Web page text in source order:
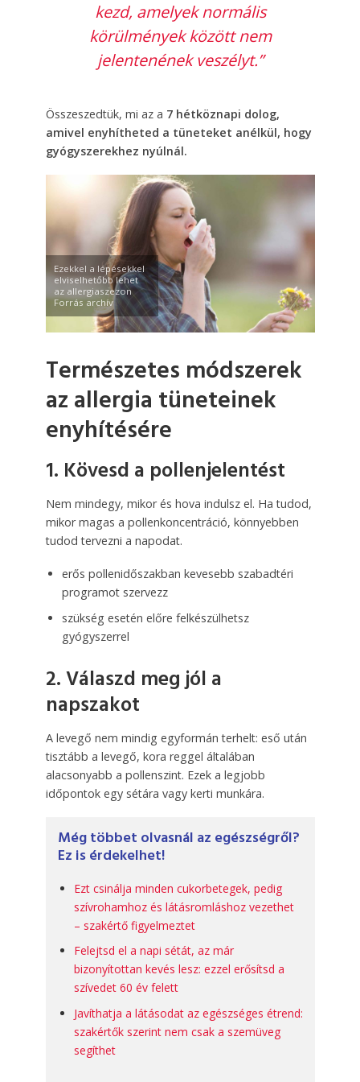
kezd, amelyek normális
körülmények között nem
jelentenének veszélyt.”
Összeszedtük, mi az a 7 hétköznapi dolog,
amivel enyhítheted a tüneteket anélkül, hogy
gyógyszerekhez nyúlnál.
Ezekkel a lépésekkel
elviselhetőbb lehet
az allergiaszezon
Forrás archív
Természetes módszerek
az allergia tüneteinek
enyhítésére
1. Kövesd a pollenjelentést
Nem mindegy, mikor és hova indulsz el. Ha tudod,
mikor magas a pollenkoncentráció, könnyebben
tudod tervezni a napodat.
erős pollenidőszakban kevesebb szabadtéri
programot szervezz
szükség esetén előre felkészülhetsz
gyógyszerrel
2. Válaszd meg jól a
napszakot
A levegő nem mindig egyformán terhelt: eső után
tisztább a levegő, kora reggel általában
alacsonyabb a pollenszint. Ezek a legjobb
időpontok egy sétára vagy kerti munkára.
Még többet olvasnál az egészségről?
Ez is érdekelhet!
Ezt csinálja minden cukorbetegek, pedig
szívrohamhoz és látásromláshoz vezethet
– szakértő figyelmeztet
Felejtsd el a napi sétát, az már
bizonyítottan kevés lesz: ezzel erősítsd a
szívedet 60 év felett
Javíthatja a látásodat az egészséges étrend:
szakértők szerint nem csak a szemüveg
segíthet